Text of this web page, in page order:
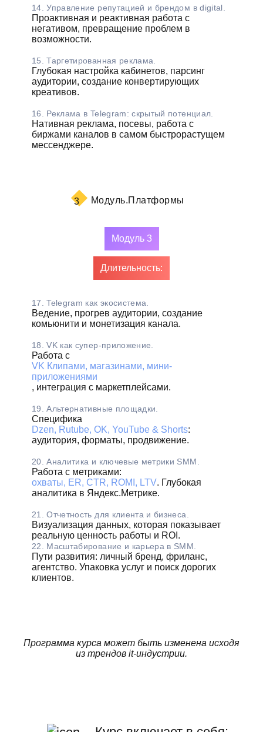
14. Управление репутацией и брендом в digital.
Проактивная и реактивная работа с
негативом, превращение проблем в
возможности.
15. Таргетированная реклама.
Глубокая настройка кабинетов, парсинг
аудитории, создание конвертирующих
креативов.
16. Реклама в Telegram: скрытый потенциал.
Нативная реклама, посевы, работа с
биржами каналов в самом быстрорастущем
мессенджере.
3 Модуль.Платформы
Модуль 3
Длительность:
17. Telegram как экосистема.
Ведение, прогрев аудитории, создание
комьюнити и монетизация канала.
18. VK как супер-приложение.
Работа с
VK Клипами, магазинами, мини-
приложениями
, интеграция с маркетплейсами.
19. Альтернативные площадки.
Специфика
Dzen, Rutube, OK, YouTube & Shorts:
аудитория, форматы, продвижение.
20. Аналитика и ключевые метрики SMM.
Работа с метриками:
охваты, ER, CTR, ROMI, LTV. Глубокая
аналитика в Яндекс.Метрике.
21. Отчетность для клиента и бизнеса.
Визуализация данных, которая показывает
реальную ценность работы и ROI.
22. Масштабирование и карьера в SMM.
Пути развития: личный бренд, фриланс,
агентство. Упаковка услуг и поиск дорогих
клиентов.
Программа курса может быть изменена исходя
из трендов it-индустрии.